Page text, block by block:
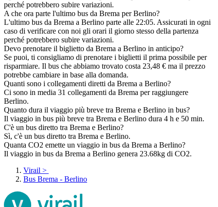
perché potrebbero subire variazioni.
A che ora parte l'ultimo bus da Brema per Berlino?
L'ultimo bus da Brema a Berlino parte alle 22:05. Assicurati in ogni
caso di verificare con noi gli orari il giorno stesso della partenza
perché potrebbero subire variazioni.
Devo prenotare il biglietto da Brema a Berlino in anticipo?
Se puoi, ti consigliamo di prenotare i biglietti il prima possibile per
risparmiare. Il bus che abbiamo trovato costa 23,48 € ma il prezzo
potrebbe cambiare in base alla domanda.
Quanti sono i collegamenti diretti da Brema a Berlino?
Ci sono in media 31 collegamenti da Brema per raggiungere
Berlino.
Quanto dura il viaggio più breve tra Brema e Berlino in bus?
Il viaggio in bus più breve tra Brema e Berlino dura 4 h e 50 min.
C'è un bus diretto tra Brema e Berlino?
Sì, c'è un bus diretto tra Brema e Berlino.
Quanta CO2 emette un viaggio in bus da Brema a Berlino?
Il viaggio in bus da Brema a Berlino genera 23.68kg di CO2.
Virail >
Bus Brema - Berlino